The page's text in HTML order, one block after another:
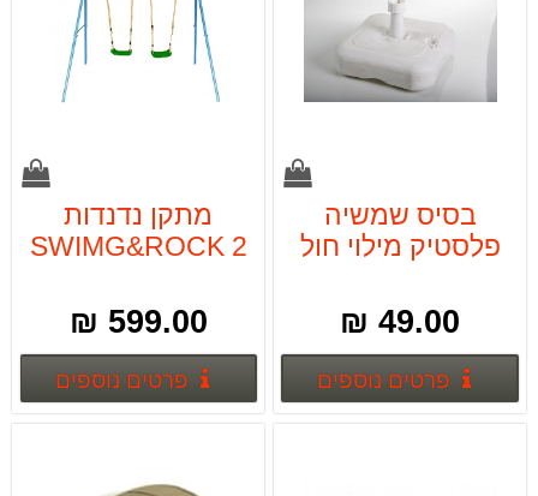
בסיס שמשיה
פלסטיק מילוי חול
49.00 ₪
פרטים נוספיםפרטים נוספים
מתקן נדנדות
SWIMG&ROCK 2
CAMPTOWN
599.00 ₪
פרטים נוספים